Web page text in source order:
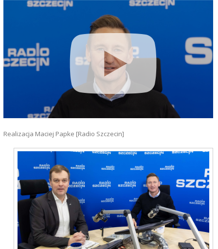
Realizacja Maciej Papke [Radio Szczecin]